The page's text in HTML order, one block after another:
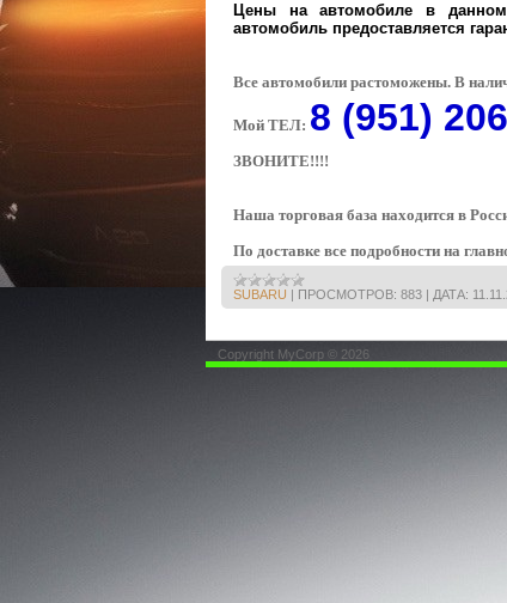
Цены на автомобиле в
автомобиль предоставляется
Все автомобили растоможены. В
Мой ТЕЛ: 8 (951)
ЗВОНИТЕ!!!!
Наша торговая база находится в
По доставке все подробности на
SUBARU | ПРОСМОТРОВ: 883 | ДАТА:
Copyright MyCorp © 2026